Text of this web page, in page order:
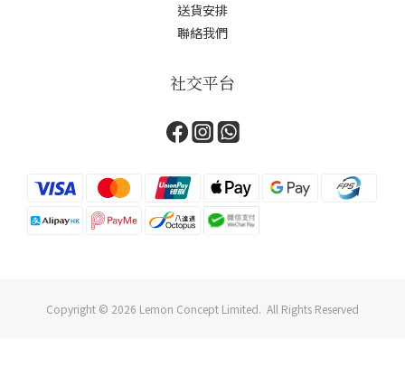
送貨安排
聯絡我們
社交平台
Copyright © 2026 Lemon Concept Limited. All Rights Reserved